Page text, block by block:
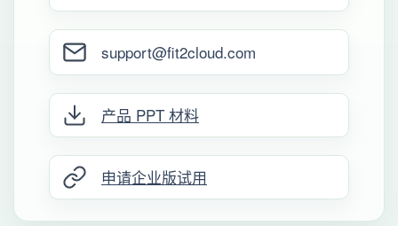
support@fit2cloud.com
产品 PPT 材料
申请企业版试用